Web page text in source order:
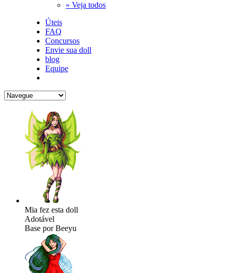
» Veja todos
Úteis
FAQ
Concursos
Envie sua doll
blog
Equipe
Mia fez esta doll
Adotável
Base por Beeyu